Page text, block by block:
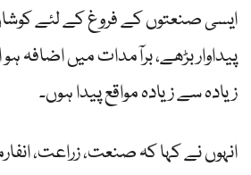
ایسی صنعتوں کے فروغ کے لئے
پیداوار بڑھے، برآمدات میں اضافہ
زیادہ سے زیادہ مواقع پیدا ہوں۔
انہوں نے کہا کہ صنعت، زراعت،